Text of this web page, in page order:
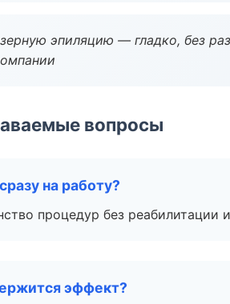
эпиляцию — гладко, без
вопросы
на работу?
процедур без реабилитации
эффект?